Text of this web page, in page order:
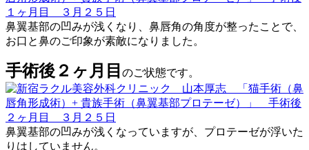
鼻翼基部の凹みが浅くなり、鼻唇角の角度が整ったことで、
お口と鼻のご印象が素敵になりました。
手術後２ヶ月目 のご状態です。
鼻翼基部の凹みが浅くなっていますが、プロテーゼが浮いた
りはしていません。